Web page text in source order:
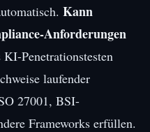
Kann
Anforderungen
Penetrationstesten
laufender
27001, BSI-
Frameworks erfüllen.